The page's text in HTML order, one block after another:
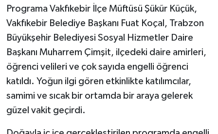
Programa Vakfıkebir İlçe Müftüsü Şükür Küçük,
Vakfıkebir Belediye Başkanı Fuat Koçal, Trabzon
Büyükşehir Belediyesi Sosyal Hizmetler Daire
Başkanı Muharrem Çimşit, ilçedeki daire amirleri,
öğrenci velileri ve çok sayıda engelli öğrenci
katıldı. Yoğun ilgi gören etkinlikte katılımcılar,
samimi ve sıcak bir ortamda bir araya gelerek
güzel vakit geçirdi.